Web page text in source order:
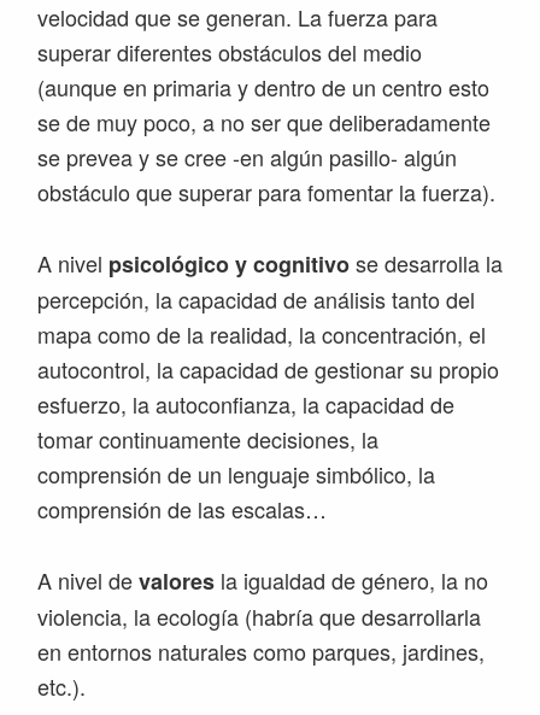
velocidad que se generan. La fuerza para
superar diferentes obstáculos del medio
(aunque en primaria y dentro de un centro esto
se de muy poco, a no ser que deliberadamente
se prevea y se cree -en algún pasillo- algún
obstáculo que superar para fomentar la fuerza).
A nivel psicológico y cognitivose desarrolla la
percepción, la capacidad de análisis tanto del
mapa como de la realidad, la concentración, el
autocontrol, la capacidad de gestionar su propio
esfuerzo, la autoconfianza, la capacidad de
tomar continuamente decisiones, la
comprensión de un lenguaje simbólico, la
comprensión de las escalas…
A nivel devalores la igualdad de género, la no
violencia, la ecología (habría que desarrollarla
en entornos naturales como parques, jardines,
etc.).